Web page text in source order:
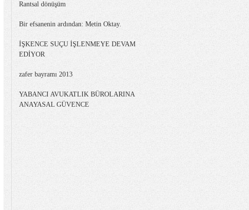
Rantsal dönüşüm
Bir efsanenin ardından: Metin Oktay.
İŞKENCE SUÇU İŞLENMEYE DEVAM
EDİYOR
zafer bayramı 2013
YABANCI AVUKATLIK BÜROLARINA
ANAYASAL GÜVENCE